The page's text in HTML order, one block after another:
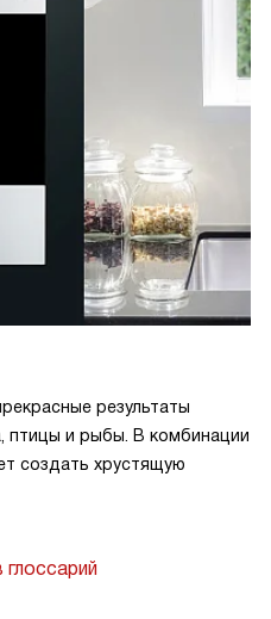
результаты
птицы и рыбы. В комбинации
создать хрустящую
глоссарий